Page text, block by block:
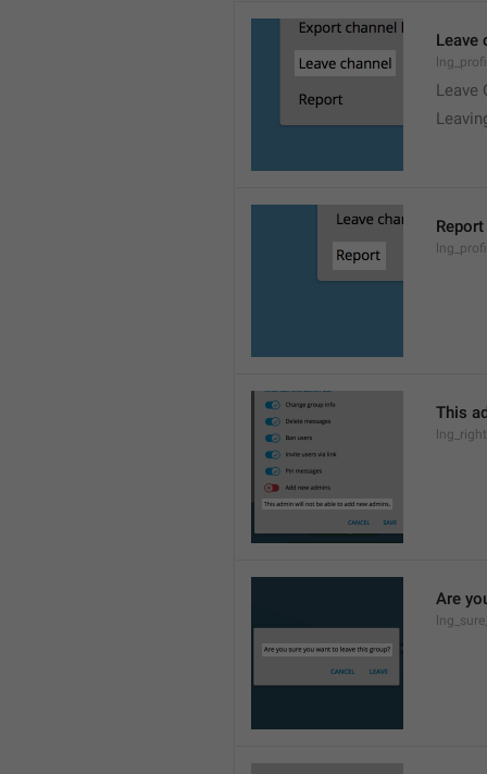
Leave
Leave
Report
This
Are